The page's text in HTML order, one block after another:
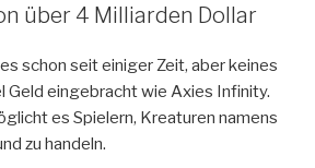
über 4 Milliarden Dollar
schon seit einiger Zeit, aber keines
Geld eingebracht wie Axies Infinity.
es Spielern, Kreaturen namens
zu handeln.